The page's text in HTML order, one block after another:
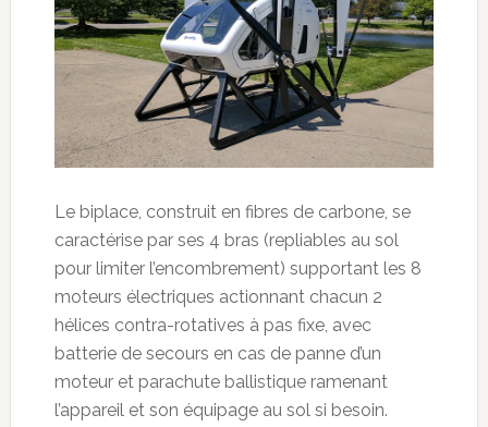
Le biplace, construit en fibres de carbone, se
caractérise par ses 4 bras (repliables au sol
pour limiter l’encombrement) supportant les 8
moteurs électriques actionnant chacun 2
hélices contra-rotatives à pas fixe, avec
batterie de secours en cas de panne d’un
moteur et parachute ballistique ramenant
l’appareil et son équipage au sol si besoin.